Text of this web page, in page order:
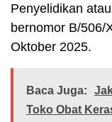
Penyelidikan
bernomor B/506/
Oktober 2025.
Baca Juga:
Toko Obat